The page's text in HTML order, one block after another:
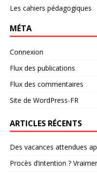
Les cahiers pédagogiques
MÉTA
Connexion
Flux des publications
Flux des commentaires
Site de WordPress-FR
ARTICLES RÉCENTS
Des vacances attendues
Procès d’intention ?